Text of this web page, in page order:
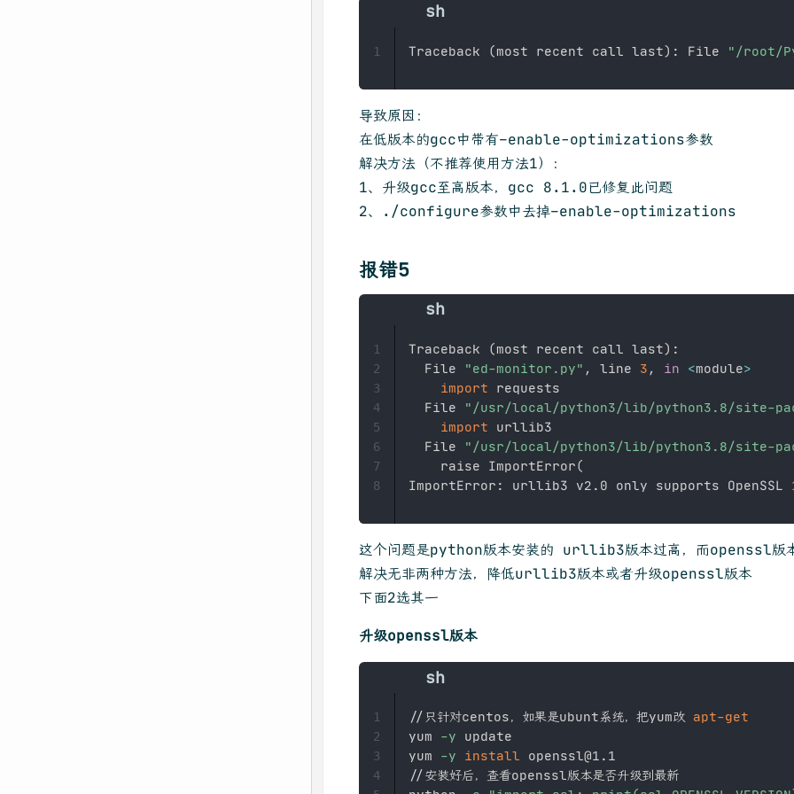
Traceback (most recent call last) : File "/root/
1
导致原因：
在低版本的gcc中带有–enable-optimizations参数
解决方法（不推荐使用方法1）：
1、升级gcc至高版本，gcc 8.1.0已修复此问题
2、./configure参数中去掉–enable-optimizations
报错5
Traceback (most recent call last) :
  File
"ed-monitor.py" , line 3 , in <module>
import requests
  File
"/usr/local/python3/lib/python3.8/site-
import urllib3
  File
"/usr/local/python3/lib/python3.8/site-
    raise ImportError
(
ImportError: urllib3 v2.0 only supports OpenSSL
1
2
3
4
5
6
7
8
这个问题是python版本安装的 urllib3版本过高，而openssl版
解决无非两种方法，降低urllib3版本或者升级openssl版本
下面2选其一
升级openssl版本
//只针对centos，如果是ubunt系统，把yum改 apt-get
yum -y update
yum -y install openssl@1.1
//安装好后，查看openssl版本是否升级到最新
1
2
3
4